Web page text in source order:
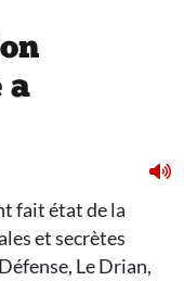
a
fait état de la
et secrètes
Le Drian,